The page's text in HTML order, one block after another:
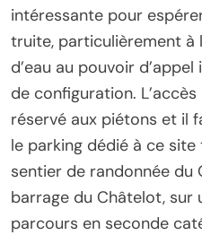
intéressante pour
truite, particulièrement à
d’eau au pouvoir
de configuration.
réservé aux piétons et il
le parking dédié à ce
sentier de randonnée du
barrage du Châtelot, sur
parcours en seconde